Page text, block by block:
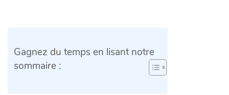
Gagnez du temps en lisant notre
sommaire :